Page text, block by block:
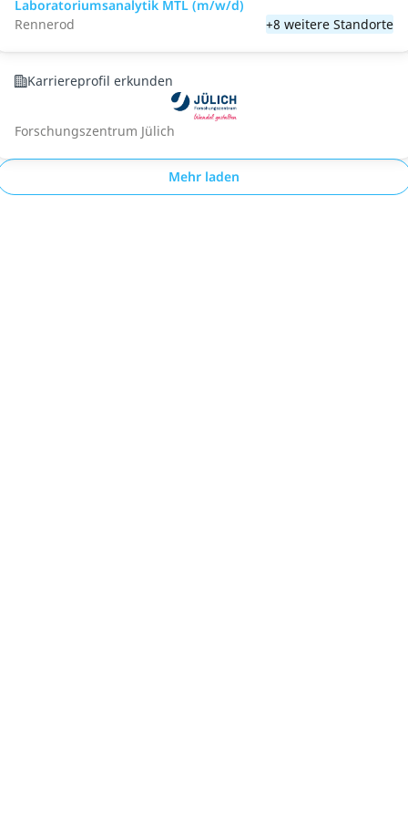
Laboratoriumsanalytik MTL (m/w/d)
Rennerod
+8 weitere Standorte
Karriereprofil erkunden
Forschungszentrum Jülich
Mehr laden